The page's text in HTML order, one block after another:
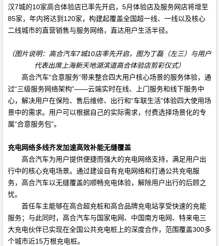
汉7城的10家高合体验店已率先开启， 5月体验店及服务网店将增至
85家，年内将达到 120家，构建起覆盖全国超一线、一线以及核心
二线城市的直营销售与服务网络，直达用户生活半径。
（图片说明：高合汽车7城10店率先开启，图为丁磊（左三）与用户
代表出席上海新天地湖滨道高合体验店剪彩仪式）
高合汽车“合意服务“带来整合四大用户核心场景的服务体验，通
过“三级服务网络架构”——云端实时在线、上门服务和线下服务中
心，解决用户在保险、售后维修、出行和“车联生活”体验四大使用场
景中的需求。用户可以根据自己的实际需求，付费选择场景化的专
属“合意服务包”。
充电网络多线齐发加速高效补能无缝覆盖
高合汽车为用户提供便捷而强大的充电网络支持，满足用户出
行中的核心充电场景。通过建设自有充电网络和打通公共充电服
务，高合汽车以无缝覆盖的顺畅充电体验，解除用户出行的后顾之
忧。
首任车主能够在高合超充桩和高合品牌充电站享受快速的充能
服务；与此同时，高合汽车与国家电网、中国南方电网、特来电三
大充电伙伴已实现在全国公共充电桩上的深度合作，范围覆盖300多
个城市近15万根充电桩。